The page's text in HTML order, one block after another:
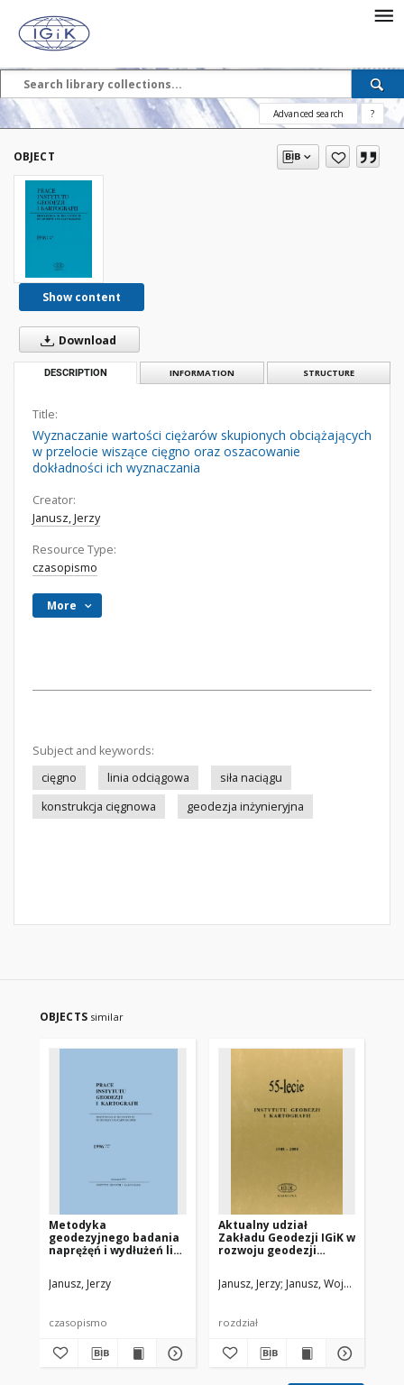
Advanced search ?
OBJECT
Show content
Download
DESCRIPTION INFORMATION STRUCTURE
Title:
Wyznaczanie wartości ciężarów skupionych obciążających
w przelocie wiszące cięgno oraz oszacowanie
dokładności ich wyznaczania
Creator:
Janusz, Jerzy
Resource Type:
czasopismo
More
Subject and keywords:
cięgno
linia odciągowa
siła naciągu
konstrukcja cięgnowa
geodezja inżynieryjna
OBJECTS similar
Metodyka
geodezyjnego badania
naprężęń i wydłużeń lin
Janusz, Jerzy
czasopismo
Aktualny udział
Zakładu Geodezji IGiK w
rozwoju geodezji
Janusz, Jerzy Janusz, Wojciech
rozdział